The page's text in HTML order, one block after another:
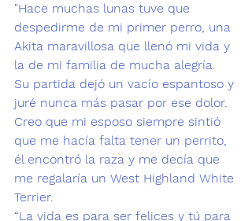
"Hace muchas lunas tuve que
despedirme de mi primer perro, una
Akita maravillosa que llenó mi vida y
la de mi familia de mucha alegría.
Su partida dejó un vacío espantoso y
juré nunca más pasar por ese dolor.
Creo que mi esposo siempre sintió
que me hacía falta tener un perrito,
él encontró la raza y me decía que
me regalaría un West Highland White
Terrier.
“La vida es para ser felices y tú para